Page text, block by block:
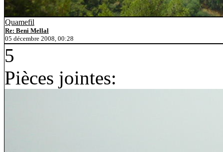
Quamefil
Re: Beni Mellal
05 décembre 2008, 00:28
5
Pièces jointes: